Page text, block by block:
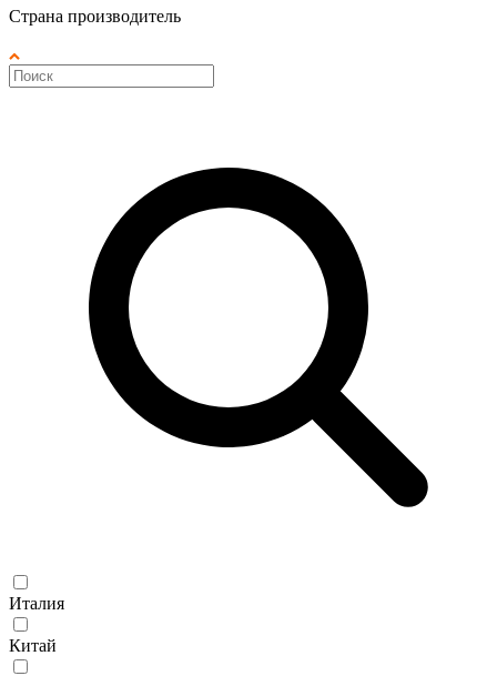
Страна производитель
Италия
Китай